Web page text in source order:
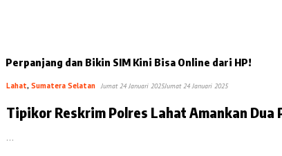
Perpanjang dan Bikin SIM Kini Bisa Online dari HP!
Lahat, Sumatera Selatan Jumat 24 Januari 2025Jumat 24 Januari 2025
Tipikor Reskrim
…